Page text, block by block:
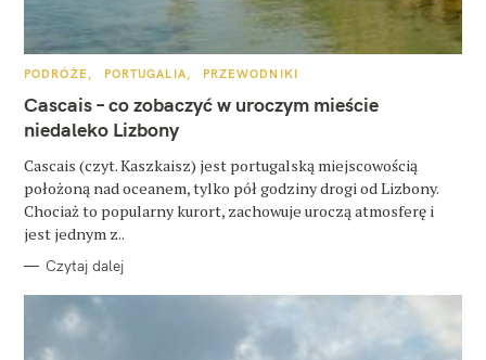
K
T
E
G
O
I
E
PODRÓŻE PORTUGALIA PRZEWODNIKI
Cascais – co zobaczyć w uroczym mieście
niedaleko Lizbony
Cascais (czyt. Kaszkaisz) jest portugalską miejscowością
położoną nad oceanem, tylko pół godziny drogi od Lizbony.
Chociaż to popularny kurort, zachowuje uroczą atmosferę i
jest jednym z..
Czytaj dalej
W
y
s
z
u
k
a
j
: